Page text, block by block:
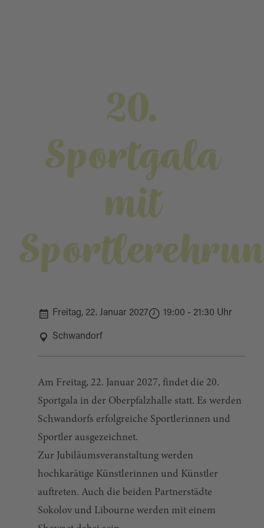
20.
Sportgala
mit
Freitag, 22. Januar 2027 19:00 - 21:30 Uhr
Schwandorf
Am Freitag, 22. Januar 2027, findet die 20.
Sportgala in der Oberpfalzhalle statt. Es werden
Schwandorfs erfolgreiche Sportlerinnen und
Sportler ausgezeichnet.
Zur Jubiläumsveranstaltung werden
hochkarätige Künstlerinnen und Künstler
auftreten. Auch die beiden Partnerstädte
Sokolov und Libourne werden mit einem